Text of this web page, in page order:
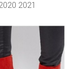
2021